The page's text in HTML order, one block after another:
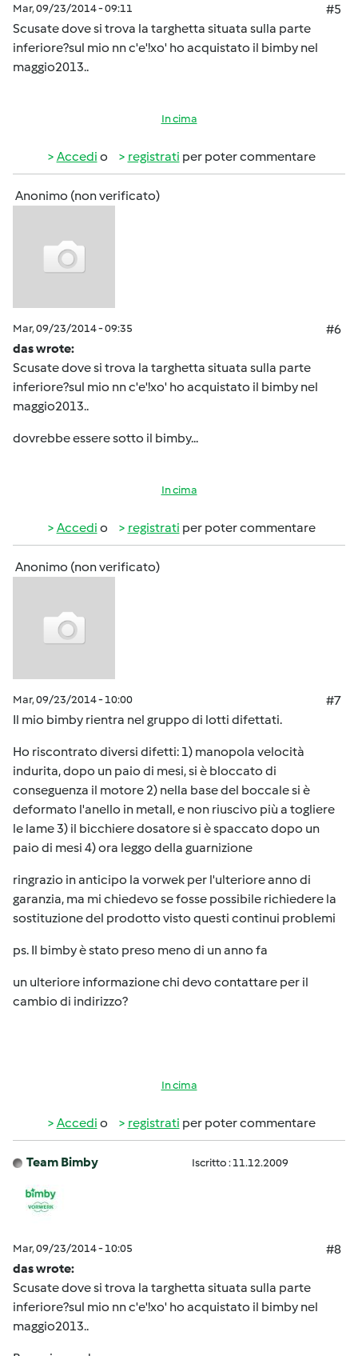
Mar, 09/23/2014 - 09:11
#5
Scusate dove si trova la targhetta situata sulla parte
inferiore?sul mio nn c'e'!xo' ho acquistato il bimby nel
maggio2013..
In cima
Accedi o registrati per poter commentare
Anonimo (non verificato)
Mar, 09/23/2014 - 09:35
#6
das wrote:
Scusate dove si trova la targhetta situata sulla parte
inferiore?sul mio nn c'e'!xo' ho acquistato il bimby nel
maggio2013..
dovrebbe essere sotto il bimby...
In cima
Accedi o registrati per poter commentare
Anonimo (non verificato)
Mar, 09/23/2014 - 10:00
#7
Il mio bimby rientra nel gruppo di lotti difettati.
Ho riscontrato diversi difetti: 1) manopola velocità
indurita, dopo un paio di mesi, si è bloccato di
conseguenza il motore 2) nella base del boccale si è
deformato l'anello in metall, e non riuscivo più a togliere
le lame 3) il bicchiere dosatore si è spaccato dopo un
paio di mesi 4) ora leggo della guarnizione
ringrazio in anticipo la vorwek per l'ulteriore anno di
garanzia, ma mi chiedevo se fosse possibile richiedere la
sostituzione del prodotto visto questi continui problemi
ps. Il bimby è stato preso meno di un anno fa
un ulteriore informazione chi devo contattare per il
cambio di indirizzo?
In cima
Accedi o registrati per poter commentare
Team Bimby Iscritto : 11.12.2009
Mar, 09/23/2014 - 10:05
#8
das wrote:
Scusate dove si trova la targhetta situata sulla parte
inferiore?sul mio nn c'e'!xo' ho acquistato il bimby nel
maggio2013..